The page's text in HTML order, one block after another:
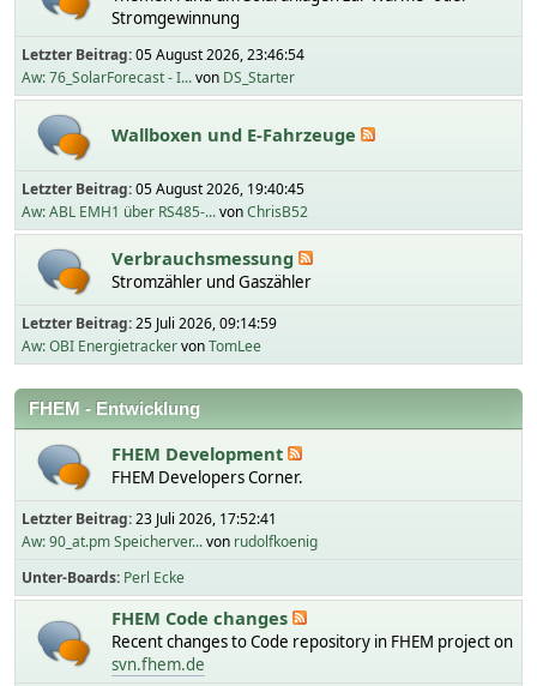
Stromgewinnung
Letzter Beitrag:05 August 2026, 23:46:54
Aw: 76_SolarForecast - I...von DS_Starter
Wallboxen und E-Fahrzeuge
Letzter Beitrag:05 August 2026, 19:40:45
Aw: ABL EMH1 über RS485-...vonChrisB52
Verbrauchsmessung
Stromzähler und Gaszähler
Letzter Beitrag:25 Juli 2026, 09:14:59
Aw: OBI EnergietrackervonTomLee
FHEM - Entwicklung
FHEM Development
FHEM Developers Corner.
Letzter Beitrag:23 Juli 2026, 17:52:41
Aw: 90_at.pm Speicherver...von rudolfkoenig
Unter-Boards Perl Ecke
FHEM Code changes
Recent changes to Code repository in FHEM project on
svn.fhem.de